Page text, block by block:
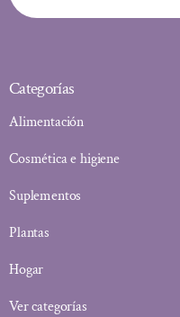
Categorías
Alimentación
Cosmética e higiene
Suplementos
Plantas
Hogar
Ver categorías